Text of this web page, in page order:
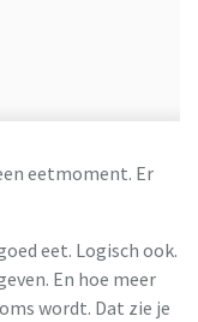
eetmoment. Er
eet. Logisch ook.
En hoe meer
wordt. Dat zie je